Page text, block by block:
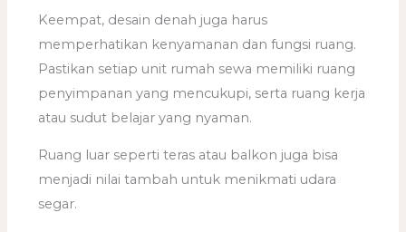
Keempat, desain denah juga harus
memperhatikan kenyamanan dan fungsi ruang.
Pastikan setiap unit rumah sewa memiliki ruang
penyimpanan yang mencukupi, serta ruang kerja
atau sudut belajar yang nyaman.
Ruang luar seperti teras atau balkon juga bisa
menjadi nilai tambah untuk menikmati udara
segar.